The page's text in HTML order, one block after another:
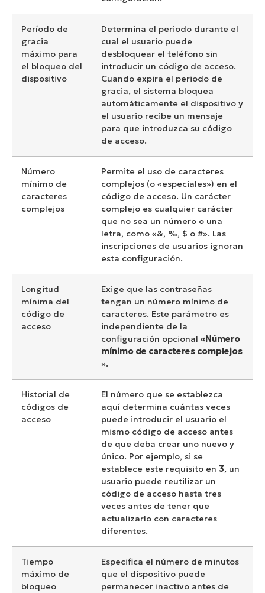
Período de
gracia
máximo para
el bloqueo del
dispositivo
Determina el periodo durante el
cual el usuario puede
desbloquear el teléfono sin
introducir un código de acceso.
Cuando expira el periodo de
gracia, el sistema bloquea
automáticamente el dispositivo y
el usuario recibe un mensaje
para que introduzca su código
de acceso.
Número
mínimo de
caracteres
complejos
Permite el uso de caracteres
complejos (o «especiales») en el
código de acceso. Un carácter
complejo es cualquier carácter
que no sea un número o una
letra, como «&, %, $ o #». Las
inscripciones de usuarios ignoran
esta configuración.
Longitud
mínima del
código de
acceso
Exige que las contraseñas
tengan un número mínimo de
caracteres. Este parámetro es
independiente de la
configuración opcional «Número
mínimo de caracteres complejos
».
Historial de
códigos de
acceso
El número que se establezca
aquí determina cuántas veces
puede introducir el usuario el
mismo código de acceso antes
de que deba crear uno nuevo y
único. Por ejemplo, si se
establece este requisito en 3, un
usuario puede reutilizar un
código de acceso hasta tres
veces antes de tener que
actualizarlo con caracteres
diferentes.
Tiempo
máximo de
bloqueo
Especifica el número de minutos
que el dispositivo puede
permanecer inactivo antes de